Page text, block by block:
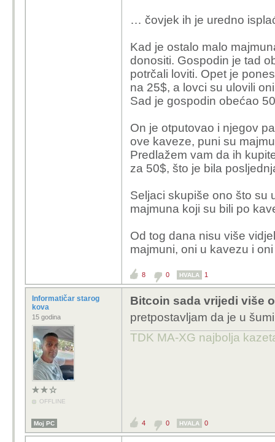
… čovjek ih je uredno
Kad je ostalo malo
donositi. Gospodin je tad
potrčali loviti. Opet je
na 25$, a lovci su ulovili
Sad je gospodin obećao
On je otputovao i njegov
ove kaveze, puni su
Predlažem vam da ih
za 50$, što je bila
Seljaci skupiše ono što su
majmuna koji su bili po
Od tog dana nisu više
majmuni, oni u kavezu i
8 0 HVALA 1
Informatičar starog
kova
15 godina
OFFLINE
Bitcoin sada vrijedi više
pretpostavljam da je u
TDK MA-XG najbolja
Moj PC 4 0 HVALA 0